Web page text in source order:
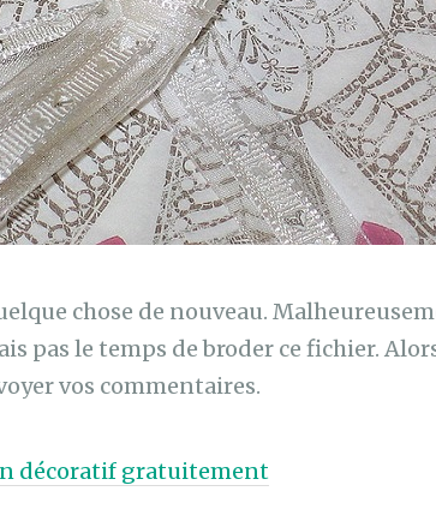
chose de nouveau.
pas le temps de broder ce fichier.
vos commentaires.
décoratif gratuitement